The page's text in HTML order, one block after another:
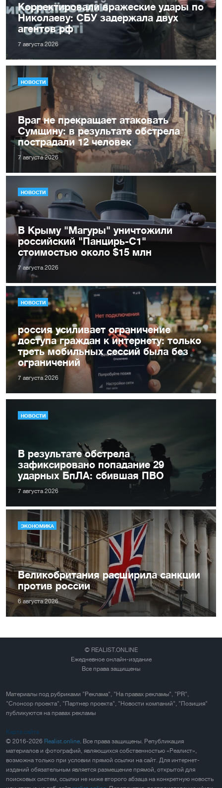
Корректировали вражеские удары по
Николаеву: СБУ задержала двух
агентов рф
7 августа 2026
НОВОСТИ
Враг не прекращает атаковать
Сумщину: в результате обстрела
пострадали 12 человек
7 августа 2026
НОВОСТИ
В Крыму "Магуры" уничтожили
российский "Панцирь-С1"
стоимостью около $15 млн
7 августа 2026
НОВОСТИ
россия усиливает ограничение
доступа граждан к интернету: только
треть мобильных сессий была без
ограничений
7 августа 2026
НОВОСТИ
В результате обстрела
зафиксировано попадание 29
ударных БпЛА: сбившая ПВО
7 августа 2026
ЭКОНОМИКА
Великобритания расширила санкции
против россии
6 августа 2026
© REALIST.ONLINE
Ежедневное онлайн-издание
Все права защищены
Материалы под рубриками "Реклама", "На правах рекламы", "PR",
"Спонсор проекта", "Партнер проекта", "Новости компаний", "Позиция"
публикуются на правах рекламы
Карта сайта
© 2016-2026 Realist.online. Все права защищены. Републикация
материалов и фотографий, являющихся собственностью «Реалист»,
возможна только при условии прямой ссылки на сайт. Для интернет-
изданий обязательным является размещение прямой, открытой для
поисковых систем, ссылки не ниже второго абзаца на конкретную новость